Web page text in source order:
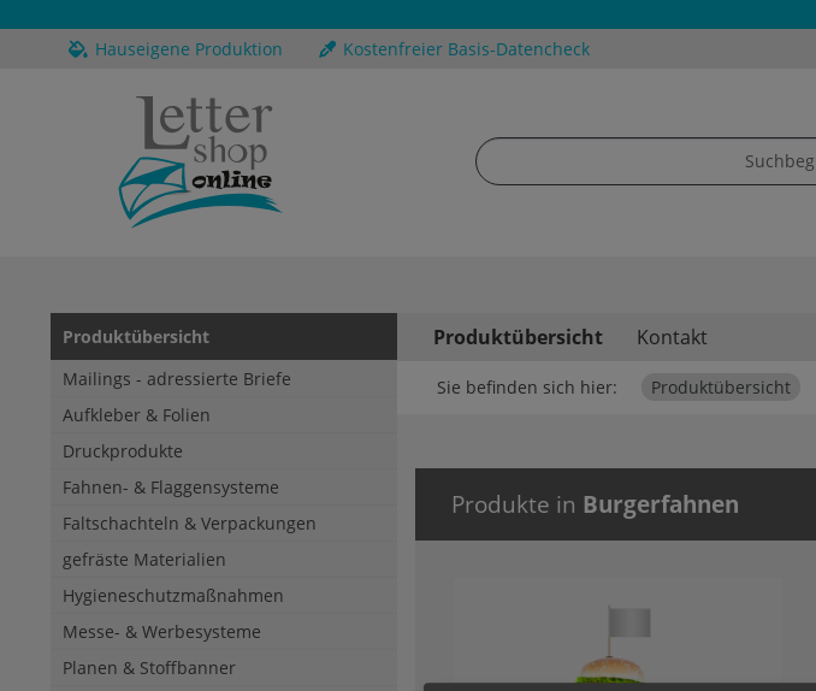
Hauseigene Produktion Kostenfreier Basis-Datencheck
Produktübersicht
Mailings - adressierte Briefe
Aufkleber & Folien
Druckprodukte
Fahnen- & Flaggensysteme
Faltschachteln & Verpackungen
gefräste Materialien
Hygieneschutzmaßnahmen
Messe- & Werbesysteme
Planen & Stoffbanner
Produktübersicht Kontakt
Sie befinden sich hier: Produktübersicht
Produkte in Burgerfahnen